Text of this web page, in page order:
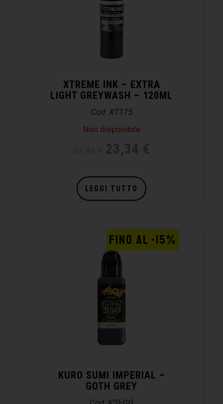
XTREME INK – EXTRA
LIGHT GREYWASH – 120ML
Cod. XT175
Non disponibile
23,34 €
LEGGI TUTTO
KURO SUMI IMPERIAL –
GOTH GREY
FINO AL -15%